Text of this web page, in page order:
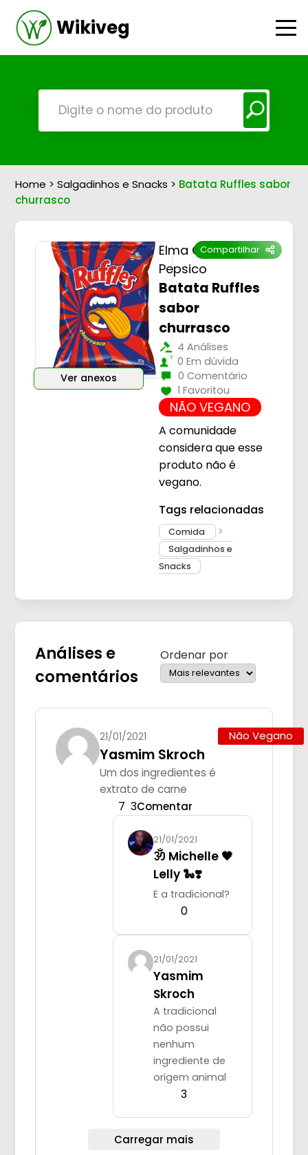
Wikiveg
Home >Salgadinhos e Snacks > Batata Ruffles sabor
churrasco
Compartilhar
Ver anexos
Elma Chips -
Pepsico
Batata Ruffles
sabor
churrasco
4 Análises
0 Em dúvida
0 Comentário
1 Favoritou
NÃO VEGANO
A comunidade
considera que esse
produto não é
vegano.
Tags relacionadas
Comida
Salgadinhos e
Snacks
Análises e
comentários
Ordenar por
21/01/2021
Yasmim Skroch
Um dos ingredientes é
extrato de carne
Não Vegano
7 3Comentar
21/01/2021
ॐ Michelle 🖤
Lelly 🐍❣️
E a tradicional?
0
21/01/2021
Yasmim
Skroch
A tradicional
não possui
nenhum
ingrediente de
origem animal
3
Carregar mais